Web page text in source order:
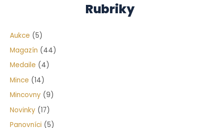
Rubriky
Aukce (5)
Magazín (44)
Medaile (4)
Mince (14)
Mincovny (9)
Novinky (17)
Panovníci (5)